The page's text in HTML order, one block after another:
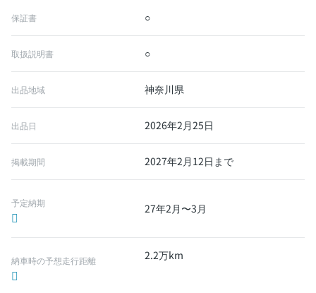
保証書 ○
取扱説明書 ○
出品地域 神奈川県
出品日 2026年2月25日
掲載期間 2027年2月12日まで
予定納期 27年2月〜3月
納車時の予想走行距離 2.2万km